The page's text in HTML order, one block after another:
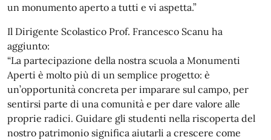
un monumento aperto a tutti e vi aspetta.”
Il Dirigente Scolastico Prof. Francesco Scanu ha
aggiunto:
“La partecipazione della nostra scuola a Monumenti
Aperti è molto più di un semplice progetto: è
un’opportunità concreta per imparare sul campo, per
sentirsi parte di una comunità e per dare valore alle
proprie radici. Guidare gli studenti nella riscoperta del
nostro patrimonio significa aiutarli a crescere come